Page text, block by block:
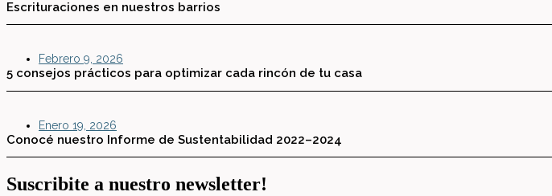
Escrituraciones en nuestros barrios
Febrero 9, 2026
5 consejos prácticos para optimizar cada rincón de tu casa
Enero 19, 2026
Conocé nuestro Informe de Sustentabilidad 2022–2024
Suscribite a nuestro newsletter!